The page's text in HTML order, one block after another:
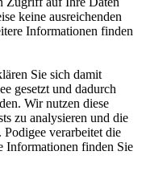
keine ausreichenden
Informationen finden
Sie sich damit
gesetzt und dadurch
Wir nutzen diese
zu analysieren und die
verarbeitet die
Informationen finden Sie